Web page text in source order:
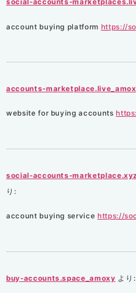
social-accounts-
account buying platform https://
accounts-
website for buying accounts
social-accounts-
り:
account buying service https://
buy-accounts.space_amoxy より: